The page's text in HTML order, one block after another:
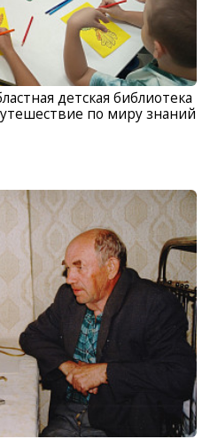
детская библиотека
по миру знаний